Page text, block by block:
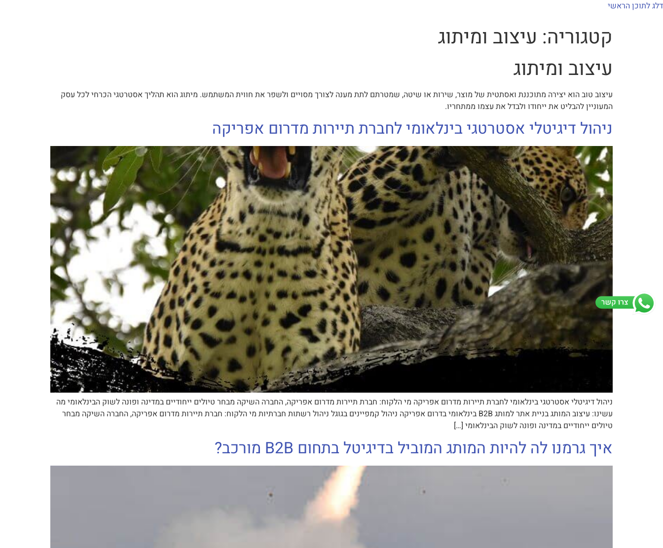
לתוכן
דלג לתוכן הראשי
קטגוריה: עיצוב ומיתוג
עיצוב ומיתוג
עיצוב טוב הוא יצירה מתוכננת ואסתטית של מוצר, שירות או שיטה, שמטרתם לתת מענה לצורך מסויים ולשפר את חווית המשתמש. מיתוג הוא תהליך אסטרטגי הכרחי לכל עסק
המעוניין להבליט את ייחודו ולבדל את עצמו ממתחריו.
ניהול דיגיטלי אסטרטגי בינלאומי לחברת תיירות מדרום אפריקה
ניהול דיגיטלי אסטרטגי בינלאומי לחברת תיירות מדרום אפריקה מי הלקוח: חברת תיירות מדרום אפריקה, החברה השיקה מבחר טיולים ייחודיים במדינה ופונה לשוק הבינלאומי מה
עשינו: עיצוב המותג בניית אתר למותג B2B בינלאומי בדרום אפריקה ניהול קמפיינים בגוגל ניהול רשתות חברתיות מי הלקוח: חברת תיירות מדרום אפריקה, החברה השיקה מבחר
טיולים ייחודיים במדינה ופונה לשוק הבינלאומי […]
איך גרמנו לה להיות המותג המוביל בדיגיטל בתחום B2B מורכב?